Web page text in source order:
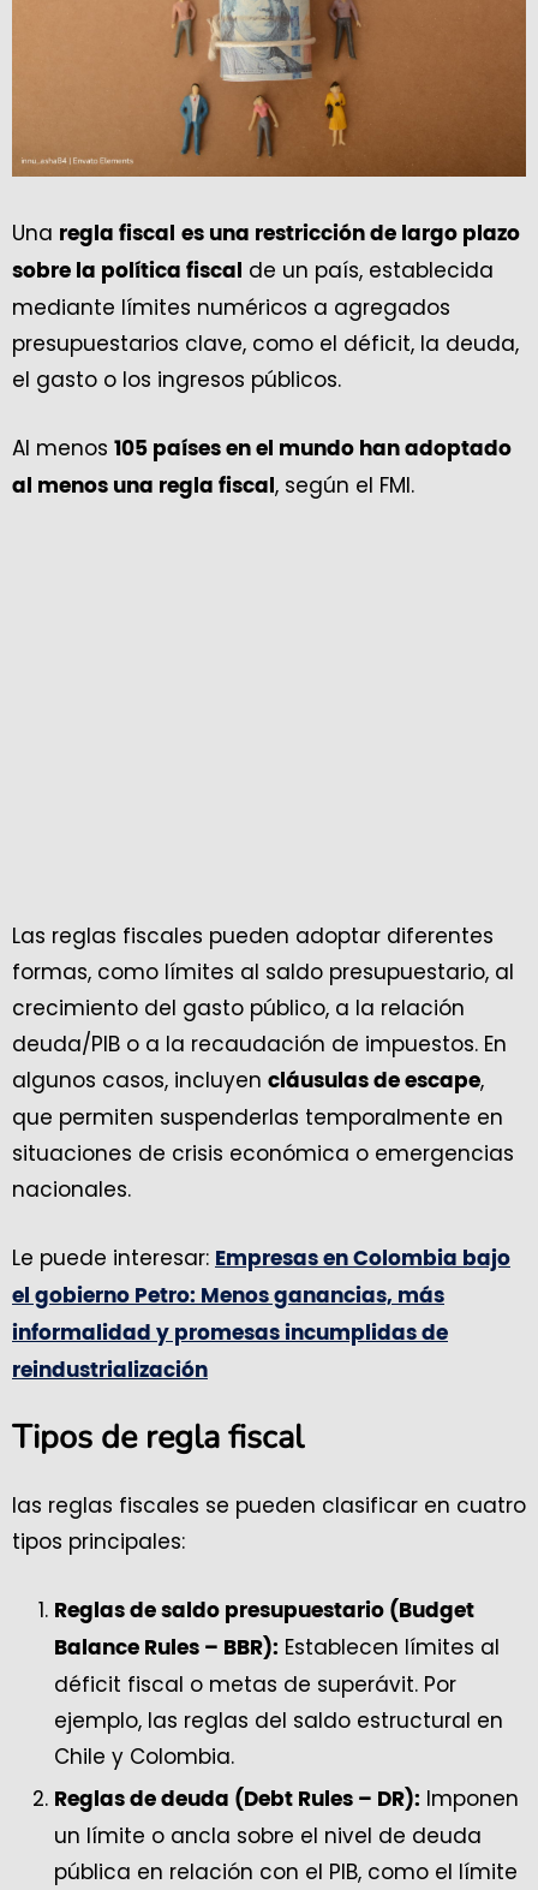
Una regla fiscal
es una restricción de largo plazo
sobre la política fiscal
de un país, establecida
mediante límites numéricos a agregados
presupuestarios clave, como el déficit, la deuda,
el gasto o los ingresos públicos.
Al menos 105 países en el mundo han adoptado
al menos una regla fiscal , según el FMI.
Las reglas fiscales pueden adoptar diferentes
formas, como límites al saldo presupuestario, al
crecimiento del gasto público, a la relación
deuda/PIB o a la recaudación de impuestos. En
algunos casos, incluyen cláusulas de escape,
que permiten suspenderlas temporalmente en
situaciones de crisis económica o emergencias
nacionales.
Le puede interesar: Empresas en Colombia bajo
el gobierno Petro: Menos ganancias, más
informalidad y promesas incumplidas de
reindustrialización
Tipos de regla fiscal
las reglas fiscales se pueden clasificar en cuatro
tipos principales:
Reglas de saldo presupuestario (Budget
Balance Rules – BBR): Establecen límites al
déficit fiscal o metas de superávit. Por
ejemplo, las reglas del saldo estructural en
Chile y Colombia.
Reglas de deuda (Debt Rules – DR): Imponen
un límite o ancla sobre el nivel de deuda
pública en relación con el PIB, como el límite